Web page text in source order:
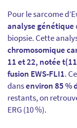
Pour le sarcome
analyse génétique
biopsie. Cette
chromosomique
11 et 22, notée
fusion EWS-FLI1.
dansenviron 85 %
restants, on
ERG (10 %).